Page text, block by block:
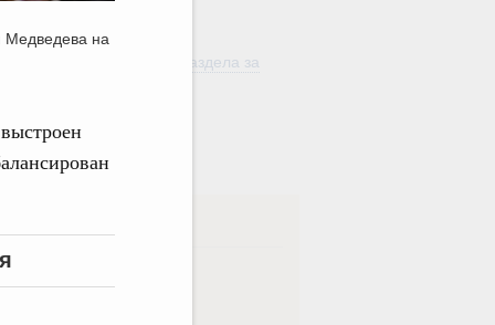
Медведева на
материалы текущего раздела за